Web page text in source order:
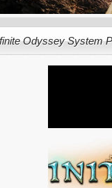
Odyssey System